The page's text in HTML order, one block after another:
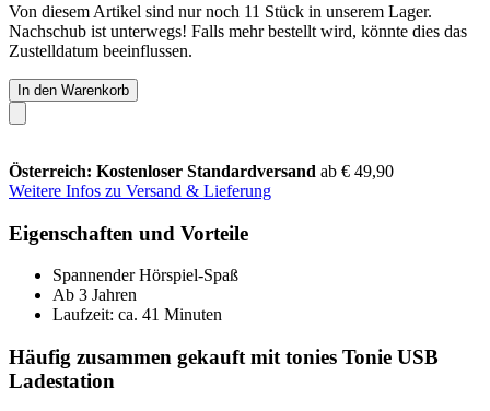
Von diesem Artikel sind nur noch 11 Stück in unserem Lager.
Nachschub ist unterwegs! Falls mehr bestellt wird, könnte dies das
Zustelldatum beeinflussen.
In den Warenkorb
Österreich: Kostenloser Standardversand ab € 49,90
Weitere Infos zu Versand & Lieferung
Eigenschaften und Vorteile
Spannender Hörspiel-Spaß
Ab 3 Jahren
Laufzeit: ca. 41 Minuten
Häufig zusammen gekauft mit tonies Tonie USB
Ladestation